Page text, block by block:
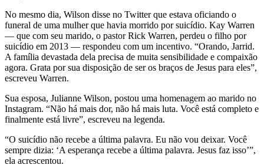
No mesmo dia, Wilson disse no Twitter que estava oficiando o
funeral de uma mulher que havia morrido por suicídio. Kay Warren
— que com seu marido, o pastor Rick Warren, perdeu o filho por
suicídio em 2013 — respondeu com um incentivo. “Orando, Jarrid.
A família devastada dela precisa de muita sensibilidade e compaixão
agora. Grata por sua disposição de ser os braços de Jesus para eles”,
escreveu Warren.
Sua esposa, Julianne Wilson, postou uma homenagem ao marido no
Instagram. “Não há mais dor, não há mais luta. Você está completo e
finalmente está livre”, escreveu na legenda.
“O suicídio não recebe a última palavra. Eu não vou deixar. Você
sempre dizia: ‘A esperança recebe a última palavra. Jesus faz isso’”,
ela acrescentou.